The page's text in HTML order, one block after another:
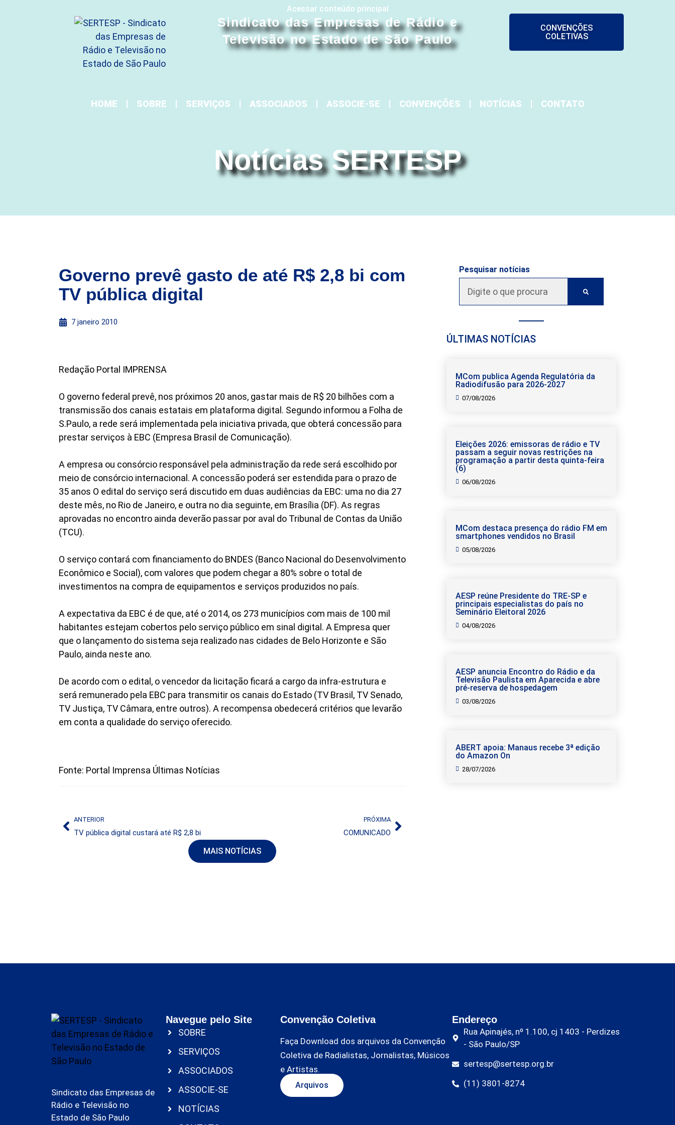
Acessar conteúdo principal
Sindicato das Empresas de Rádio e
Televisão no Estado de São Paulo
CONVENÇÕES
COLETIVAS
HOME SOBRE SERVIÇOS ASSOCIADOS ASSOCIE-SE CONVENÇÕES NOTÍCIAS CONTATO
Notícias SERTESP
Governo prevê gasto de até R$ 2,8 bi com
TV pública digital
7 janeiro 2010
Redação Portal IMPRENSA
O governo federal prevê, nos próximos 20 anos, gastar mais de R$ 20 bilhões com a
transmissão dos canais estatais em plataforma digital. Segundo informou a Folha de
S.Paulo, a rede será implementada pela iniciativa privada, que obterá concessão para
prestar serviços à EBC (Empresa Brasil de Comunicação).
A empresa ou consórcio responsável pela administração da rede será escolhido por
meio de consórcio internacional. A concessão poderá ser estendida para o prazo de
35 anos O edital do serviço será discutido em duas audiências da EBC: uma no dia 27
deste mês, no Rio de Janeiro, e outra no dia seguinte, em Brasília (DF). As regras
aprovadas no encontro ainda deverão passar por aval do Tribunal de Contas da União
(TCU).
O serviço contará com financiamento do BNDES (Banco Nacional do Desenvolvimento
Econômico e Social), com valores que podem chegar a 80% sobre o total de
investimentos na compra de equipamentos e serviços produzidos no país.
A expectativa da EBC é de que, até o 2014, os 273 municípios com mais de 100 mil
habitantes estejam cobertos pelo serviço público em sinal digital. A Empresa quer
que o lançamento do sistema seja realizado nas cidades de Belo Horizonte e São
Paulo, ainda neste ano.
De acordo com o edital, o vencedor da licitação ficará a cargo da infra-estrutura e
será remunerado pela EBC para transmitir os canais do Estado (TV Brasil, TV Senado,
TV Justiça, TV Câmara, entre outros). A recompensa obedecerá critérios que levarão
em conta a qualidade do serviço oferecido.
Fonte: Portal Imprensa Últimas Notícias
ANTERIOR
TV pública digital custará até R$ 2,8 bi
PRÓXIMA
COMUNICADO
MAIS NOTÍCIAS
Pesquisar notícias
ÚLTIMAS NOTÍCIAS
MCom publica Agenda Regulatória da
Radiodifusão para 2026-2027
07/08/2026
Eleições 2026: emissoras de rádio e TV
passam a seguir novas restrições na
programação a partir desta quinta-feira
(6)
06/08/2026
MCom destaca presença do rádio FM em
smartphones vendidos no Brasil
05/08/2026
AESP reúne Presidente do TRE-SP e
principais especialistas do país no
Seminário Eleitoral 2026
04/08/2026
AESP anuncia Encontro do Rádio e da
Televisão Paulista em Aparecida e abre
pré-reserva de hospedagem
03/08/2026
ABERT apoia: Manaus recebe 3ª edição
do Amazon On
28/07/2026
Sindicato das Empresas de
Rádio e Televisão no
Estado de São Paulo
Navegue pelo Site
SOBRE
SERVIÇOS
ASSOCIADOS
ASSOCIE-SE
NOTÍCIAS
Convenção Coletiva
Faça Download dos arquivos da Convenção
Coletiva de Radialistas, Jornalistas, Músicos
e Artistas.
Arquivos
Endereço
Rua Apinajés, nº 1.100, cj 1403 - Perdizes
- São Paulo/SP
sertesp@sertesp.org.br
(11) 3801-8274